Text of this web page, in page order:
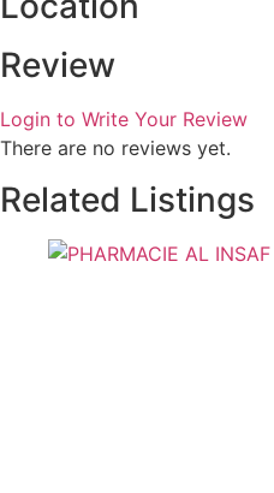
Review
Login to Write Your Review
There are no reviews yet.
Related Listings